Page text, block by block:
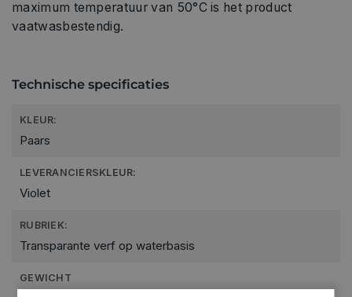
maximum temperatuur van 50°C is het product
vaatwasbestendig.
Technische specificaties
KLEUR:
Paars
LEVERANCIERSKLEUR:
Violet
RUBRIEK:
Transparante verf op waterbasis
GEWICHT